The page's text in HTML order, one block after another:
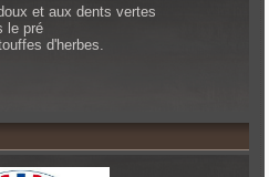
et aux dents vertes
le pré
d'herbes.